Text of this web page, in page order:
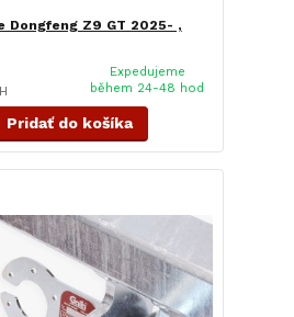
Dongfeng Z9 GT 2025- ,
Expedujeme
během 24-48 hod
Pridať do košíka